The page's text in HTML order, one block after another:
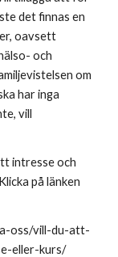
det finnas en
oavsett
och
om
har inga
vill
intresse och
på länken
oss/vill-du-att-
eller-kurs/